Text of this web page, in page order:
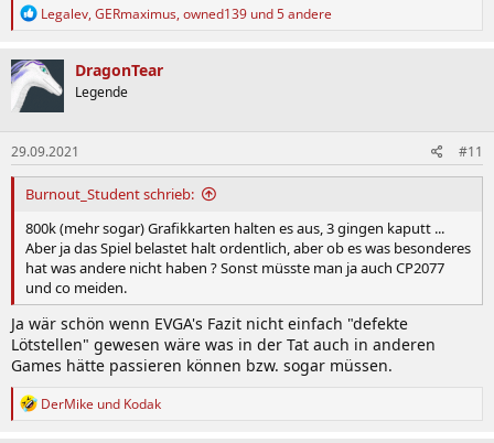
R
k
t
o
n
e
n
:
Legalev, GERmaximus, owned139 und 5 andere
DragonTear
Legende
29.09.2021 #11
Burnout_Student schrieb:
800k (mehr sogar) Grafikkarten halten es aus, 3 gingen kaputt ...
Aber ja das Spiel belastet halt ordentlich, aber ob es was besonderes
hat was andere nicht haben ? Sonst müsste man ja auch CP2077
und co meiden.
Ja wär schön wenn EVGA's Fazit nicht einfach "defekte
Lötstellen" gewesen wäre was in der Tat auch in anderen
Games hätte passieren können bzw. sogar müssen.
R
DerMike und Kodak